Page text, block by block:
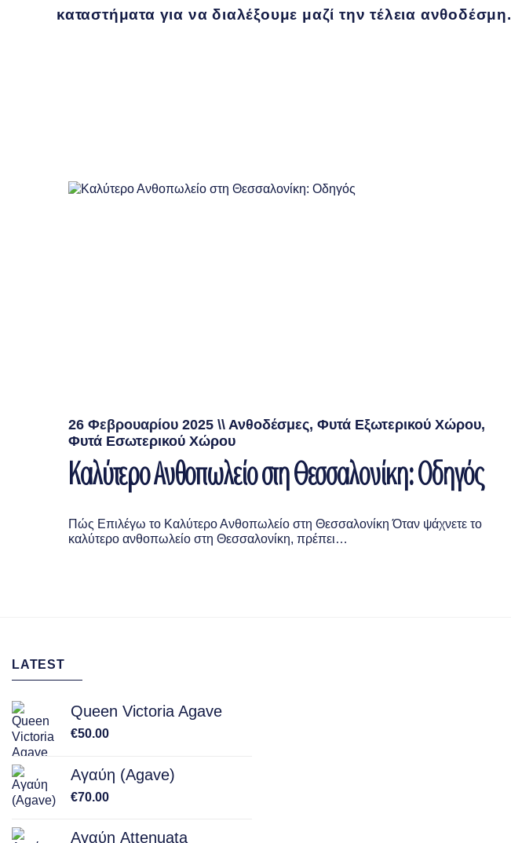
καταστήματα για να διαλέξουμε μαζί την τέλεια ανθοδέσμη.
26 Φεβρουαρίου 2025 \\ Ανθοδέσμες, Φυτά Eξωτερικού Xώρου,
Φυτά Εσωτερικού Χώρου
Καλύτερο Ανθοπωλείο στη Θεσσαλονίκη: Οδηγός
Πώς Επιλέγω το Καλύτερο Ανθοπωλείο στη Θεσσαλονίκη Όταν ψάχνετε το
καλύτερο ανθοπωλείο στη Θεσσαλονίκη, πρέπει…
LATEST
Queen Victoria Agave
€50.00
Αγαύη (Agave)
€70.00
Αγαύη Attenuata